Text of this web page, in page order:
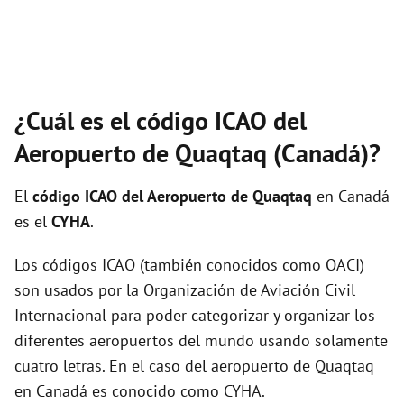
¿Cuál es el código ICAO del
Aeropuerto de Quaqtaq (Canadá)?
El código ICAO delAeropuerto de Quaqtaq en Canadá
es el CYHA.
Los códigos ICAO (también conocidos como OACI)
son usados por la Organización de Aviación Civil
Internacional para poder categorizar y organizar los
diferentes aeropuertos del mundo usando solamente
cuatro letras. En el caso del aeropuerto de Quaqtaq
en Canadá es conocido como CYHA.